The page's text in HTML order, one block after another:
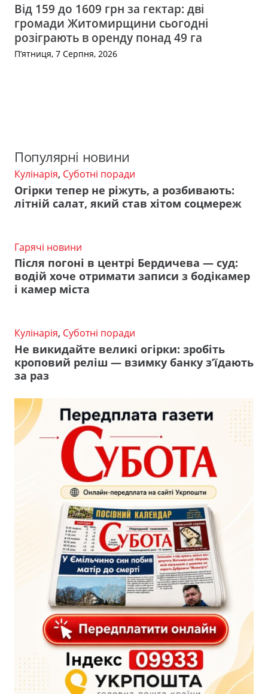
Від 159 до 1609 грн за гектар: дві
громади Житомирщини сьогодні
розіграють в оренду понад 49 га
П’ятниця, 7 Серпня, 2026
Популярні новини
Кулінарія, Суботні поради
Огірки тепер не ріжуть, а розбивають:
літній салат, який став хітом соцмереж
Гарячі новини
Після погоні в центрі Бердичева — суд:
водій хоче отримати записи з бодікамер
і камер міста
Кулінарія, Суботні поради
Не викидайте великі огірки: зробіть
кроповий реліш — взимку банку з’їдають
за раз